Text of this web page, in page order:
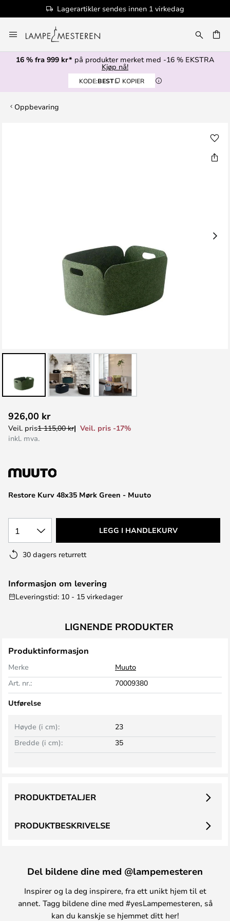
Lagerartikler sendes innen 1 virkedag
til
innhold
16 % fra 999 kr* på produkter merket med -16 % EKSTRA
Kjøp nå!
KODE:BEST KOPIER
Oppbevaring
til
begynnelsen
Restore Kurv 48x35 Mørk Green - Muuto
926,00 kr
Veil. pris1 115,00 kr
Veil. pris -17%
inkl. mva.
1 LEGG I HANDLEKURV
30 dagers returrett
Informasjon om levering
Leveringstid: 10 - 15 virkedager
LIGNENDE PRODUKTER
Produktinformasjon
Merke
Muuto
Art. nr.:
70009380
Utførelse
Bredde (i cm): 35
Høyde (i cm): 23
PRODUKTBESKRIVELSE
PRODUKTDETALJER
Del bildene dine med @lampemesteren
Inspirer og la deg inspirere, fra ett unikt hjem til et
annet. Tagg bildene dine med #yesLampemesteren, så
kan du kanskje se hjemmet ditt her!